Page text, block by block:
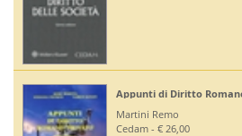
Appunti di Diritto
Martini Remo
Cedam - € 26,00